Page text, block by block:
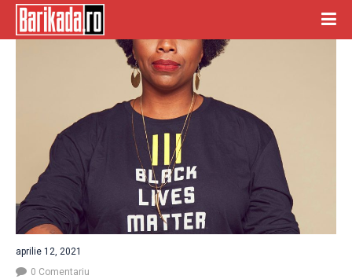
aprilie 12, 2021
0 Comentariu